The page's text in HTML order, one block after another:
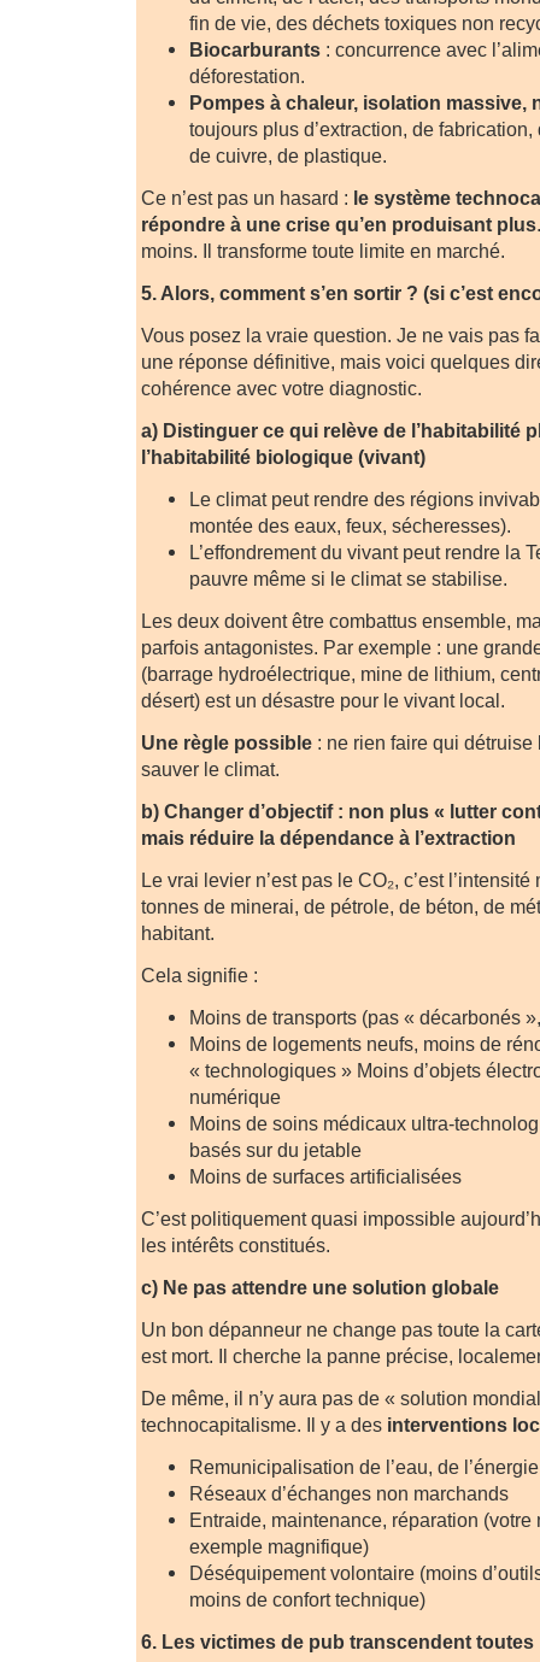
fin de vie, des déchets toxiques non
Biocarburants : concurrence avec
déforestation.
Pompes à chaleur, isolation massive,
toujours plus d’extraction, de
de cuivre, de plastique.
Ce n’est pas un hasard : le système
répondre à une crise qu’en produisant plus
moins. Il transforme toute limite en marché.
5. Alors, comment s’en sortir ? (si c’est
Vous posez la vraie question. Je ne vais pas
une réponse définitive, mais voici quelques
cohérence avec votre diagnostic.
a) Distinguer ce qui relève de l’habitabilité
l’habitabilité biologique (vivant)
Le climat peut rendre des régions
montée des eaux, feux, sécheresses).
L’effondrement du vivant peut rendre la
pauvre même si le climat se stabilise.
Les deux doivent être combattus ensemble,
parfois antagonistes. Par exemple : une
(barrage hydroélectrique, mine de lithium,
désert) est un désastre pour le vivant local.
Une règle possible : ne rien faire qui
sauver le climat.
b) Changer d’objectif : non plus « lutter
mais réduire la dépendance à l’extraction
Le vrai levier n’est pas le CO₂, c’est
tonnes de minerai, de pétrole, de béton, de
habitant.
Cela signifie :
Moins de transports (pas « décarbonés
Moins de logements neufs, moins de
« technologiques » Moins d’objets
numérique
Moins de soins médicaux ultra-
basés sur du jetable
Moins de surfaces artificialisées
C’est politiquement quasi impossible
les intérêts constitués.
c) Ne pas attendre une solution globale
Un bon dépanneur ne change pas toute la
est mort. Il cherche la panne précise,
De même, il n’y aura pas de « solution
technocapitalisme. Il y a des interventions
Remunicipalisation de l’eau, de
Réseaux d’échanges non marchands
Entraide, maintenance, réparation (votre
exemple magnifique)
Déséquipement volontaire (moins
moins de confort technique)
6. Les victimes de pub transcendent